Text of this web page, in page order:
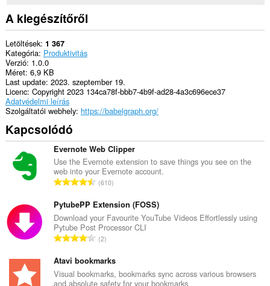
A kiegészítőről
Letöltések 1 367
Kategória Produktivitás
Verzió 1.0.0
Méret 6,9 KB
Last update 2023. szeptember 19.
Licenc Copyright 2023 134ca78f-bbb7-4b9f-ad28-4a3c696ece37
Adatvédelmi leírás
Szolgáltatói webhely https://babelgraph.org/
Kapcsolódó
Evernote Web Clipper
Use the Evernote extension to save things you see on the
web into your Evernote account.
Ö
s
z
e
s
r
t
610
PytubePP Extension (FOSS)
Download your Favourite YouTube Videos Effortlessly using
Pytube Post Processor CLI
Ö
s
z
2
Atavi bookmarks
Visual bookmarks, bookmarks sync across various browsers
and absolute safety for your bookmarks